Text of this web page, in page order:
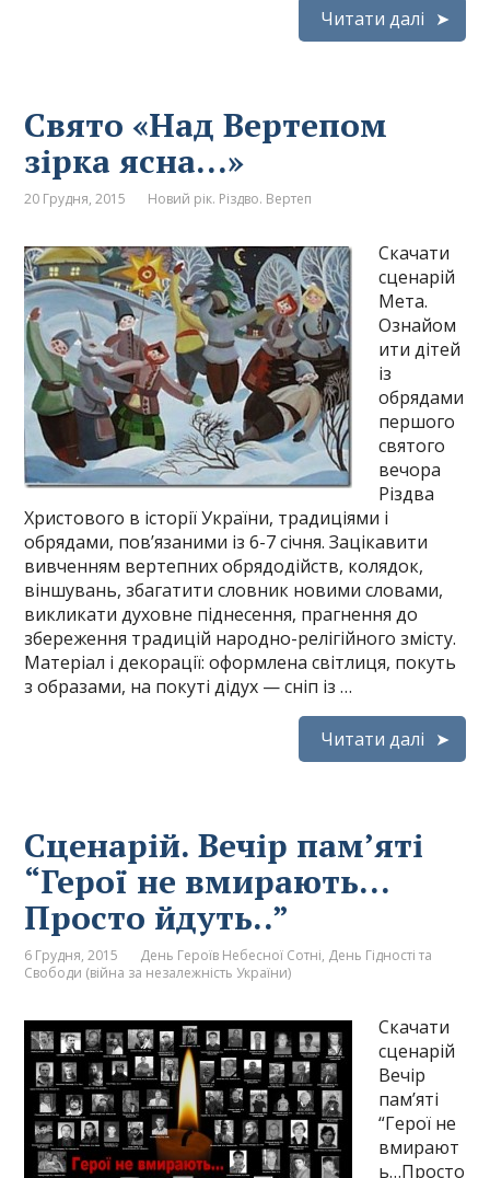
Читати далі
Свято «Над Вертепом
зірка ясна…»
20 Грудня, 2015 Новий рік. Різдво. Вертеп
Скачати
сценарій
Мета.
Ознайом
ити дітей
із
обрядами
першого
святого
вечора
Різдва
Христового в історії України, традиціями і
обрядами, пов’язаними із 6-7 січня. Зацікавити
вивченням вертепних обрядодійств, колядок,
віншувань, збагатити словник новими словами,
викликати духовне піднесення, прагнення до
збереження традицій народно-релігійного змісту.
Матеріал і декорації: оформлена світлиця, покуть
з образами, на покуті дідух — сніп із …
Читати далі
Сценарій. Вечір пам’яті
“Герої не вмирають…
Просто йдуть..”
6 Грудня, 2015 День Героїв Небесної Сотні, День Гідності та
Свободи (війна за незалежність України)
Скачати
сценарій
Вечір
пам’яті
“Герої не
вмирают
ь…Просто